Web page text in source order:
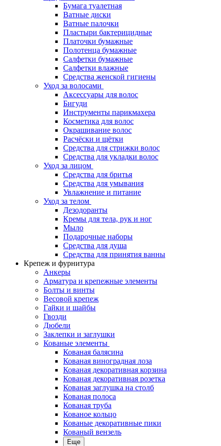
Бумага туалетная
Ватные диски
Ватные палочки
Пластыри бактерицидные
Платочки бумажные
Полотенца бумажные
Салфетки бумажные
Салфетки влажные
Средства женской гигиены
Уход за волосами
Аксессуары для волос
Бигуди
Инструменты парикмахера
Косметика для волос
Окрашивание волос
Расчёски и щётки
Средства для стрижки волос
Средства для укладки волос
Уход за лицом
Средства для бритья
Средства для умывания
Увлажнение и питание
Уход за телом
Дезодоранты
Кремы для тела, рук и ног
Мыло
Подарочные наборы
Средства для душа
Средства для принятия ванны
Крепеж и фурнитура
Анкеры
Арматура и крепежные элементы
Болты и винты
Весовой крепеж
Гайки и шайбы
Гвозди
Дюбели
Заклепки и заглушки
Кованые элементы
Кованая балясина
Кованая виноградная лоза
Кованая декоративная корзина
Кованая декоративная розетка
Кованая заглушка на столб
Кованая полоса
Кованая труба
Кованое кольцо
Кованые декоративные пики
Кованый вензель
Еще